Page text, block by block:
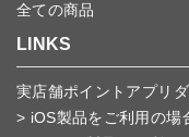
全ての商品
LINKS
実店舗ポイントアプリ
> iOS製品をご利用の